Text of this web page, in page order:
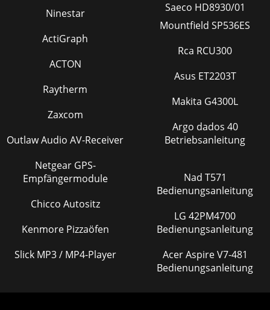
Ninestar
ActiGraph
ACTON
Raytherm
Zaxcom
Outlaw Audio AV-Receiver
Netgear GPS-
Empfängermodule
Chicco Autositz
Kenmore Pizzaöfen
Slick MP3 / MP4-Player
Saeco HD8930/01
Mountfield SP536ES
Rca RCU300
Asus ET2203T
Makita G4300L
Argo dados 40
Betriebsanleitung
Nad T571
Bedienungsanleitung
LG 42PM4700
Bedienungsanleitung
Acer Aspire V7-481
Bedienungsanleitung